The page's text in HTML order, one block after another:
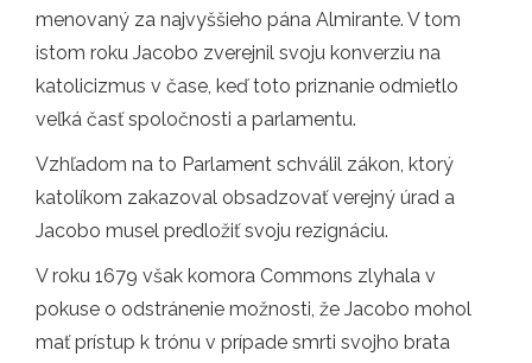
menovaný za najvyššieho pána Almirante. V tom
istom roku Jacobo zverejnil svoju konverziu na
katolicizmus v čase, keď toto priznanie odmietlo
veľká časť spoločnosti a parlamentu.
Vzhľadom na to Parlament schválil zákon, ktorý
katolíkom zakazoval obsadzovať verejný úrad a
Jacobo musel predložiť svoju rezignáciu.
V roku 1679 však komora Commons zlyhala v
pokuse o odstránenie možnosti, že Jacobo mohol
mať prístup k trónu v prípade smrti svojho brata